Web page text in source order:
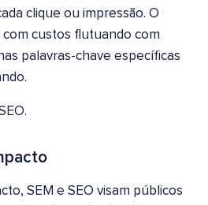
clique ou impressão. O
com custos flutuando com
palavras-chave específicas
SEM e SEO visam públicos